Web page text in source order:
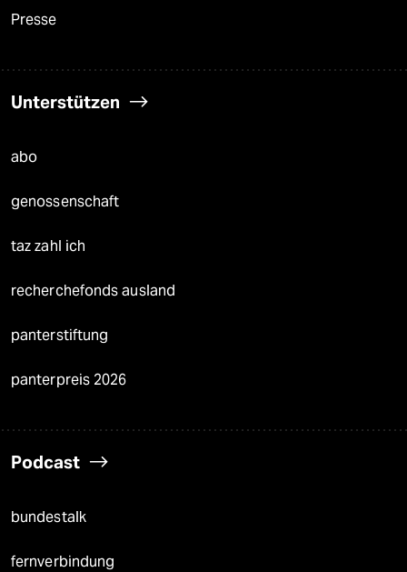
Presse
Unterstützen
abo
genossenschaft
taz zahl ich
recherchefonds ausland
panterstiftung
panterpreis 2026
Podcast
bundestalk
fernverbindung